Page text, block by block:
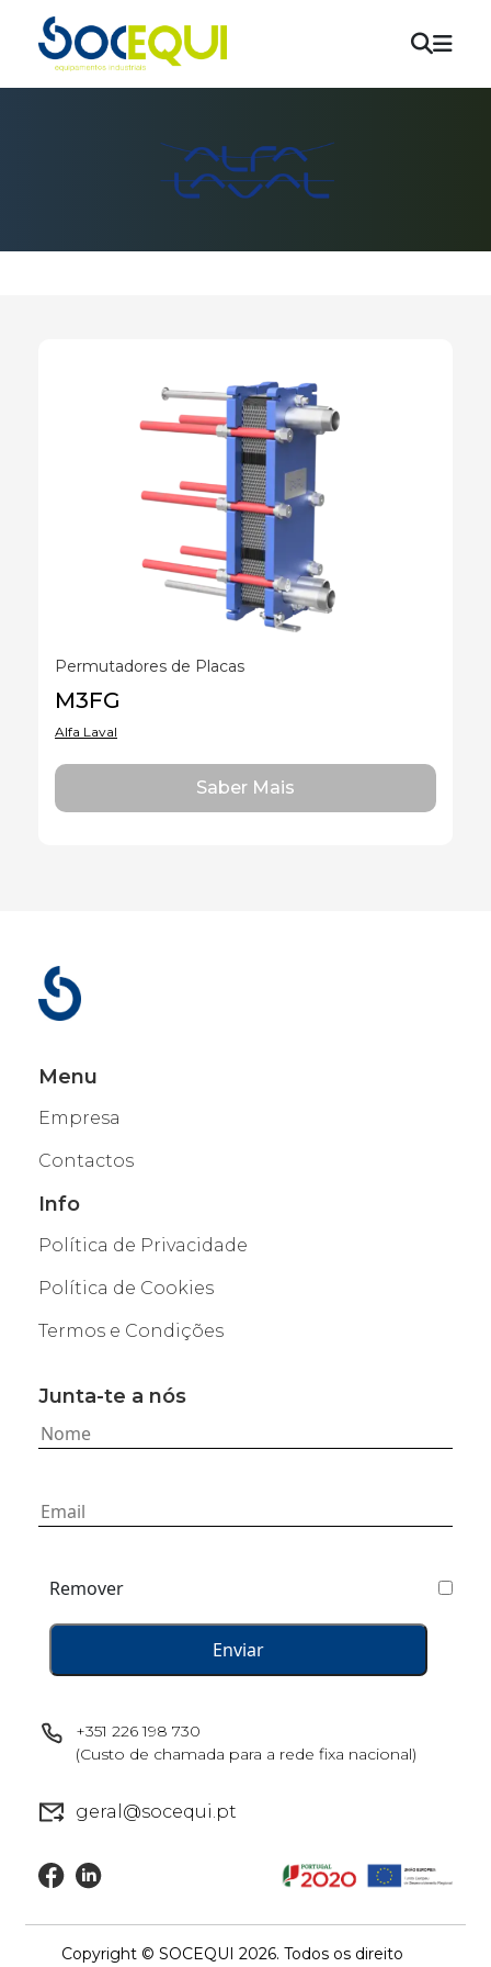
Bombas de Calor
Tubagens e Acessórios
Permutadores de Placas
M3FG
Alfa Laval
Saber Mais
Menu
Empresa
Contactos
Info
Política de Privacidade
Política de Cookies
Termos e Condições
Junta-te a nós
Remover
+351 226 198 730
(Custo de chamada para a rede fixa nacional)
geral@socequi.pt
Copyright © SOCEQUI 2026. Todos os direito